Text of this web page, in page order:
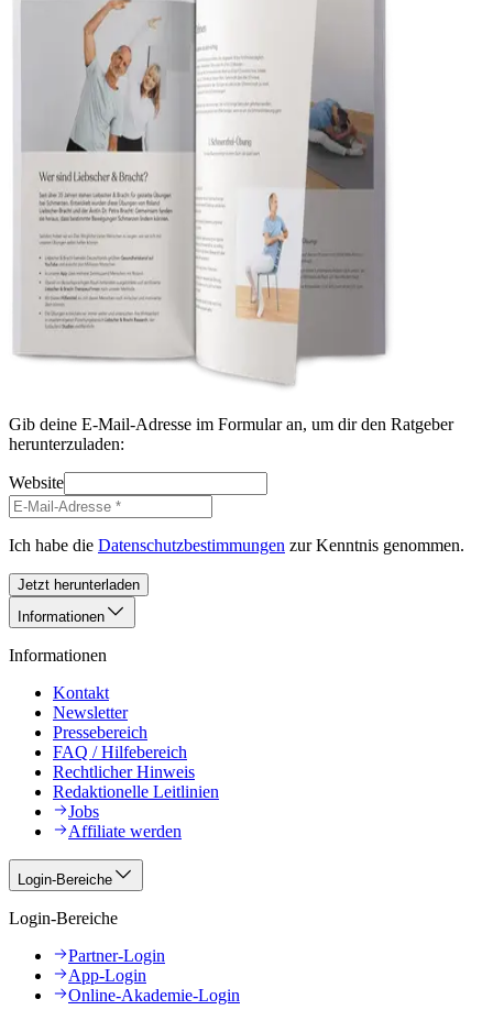
Gib deine E-Mail-Adresse im Formular an, um dir den Ratgeber
herunterzuladen:
Website
Ich habe die Datenschutzbestimmungen zur Kenntnis genommen.
Jetzt herunterladen
Informationen
Informationen
Kontakt
Newsletter
Pressebereich
FAQ / Hilfebereich
Rechtlicher Hinweis
Redaktionelle Leitlinien
Jobs
Affiliate werden
Login-Bereiche
Login-Bereiche
Partner-Login
App-Login
Online-Akademie-Login